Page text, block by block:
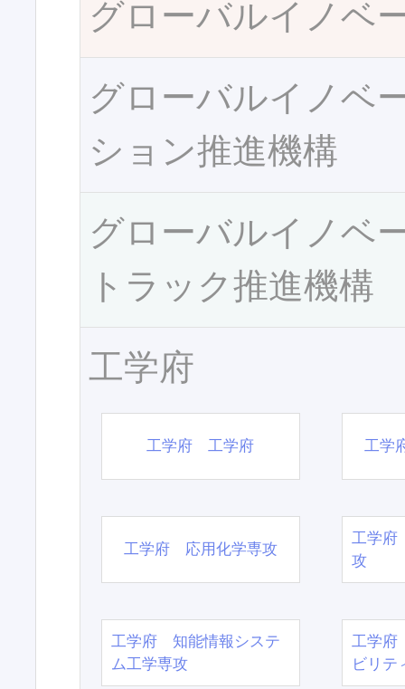
グローバルイノベ
グローバルイノベ
ション推進機構
グローバルイノベ
トラック推進機構
工学府
工学府 工学府 工学
工学府 応用化学専攻
工学府
攻
工学府 知能情報システ
ム工学専攻
工学府
ビリテ